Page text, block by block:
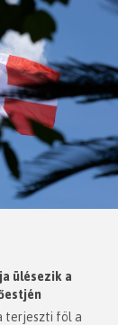
ülésezik a
terjeszti föl a